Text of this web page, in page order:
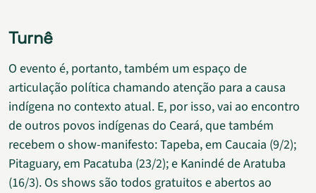
Turnê
O evento é, portanto, também um espaço de
articulação política chamando atenção para a causa
indígena no contexto atual. E, por isso, vai ao encontro
de outros povos indígenas do Ceará, que também
recebem o show-manifesto: Tapeba, em Caucaia (9/2);
Pitaguary, em Pacatuba (23/2); e Kanindé de Aratuba
(16/3). Os shows são todos gratuitos e abertos ao